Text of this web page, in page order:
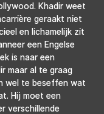
Khadir weet
geraakt niet
en lichamelijk zit
een Engelse
is naar een
maar al te graag
wel te beseffen wat
Hij moet een
verschillende